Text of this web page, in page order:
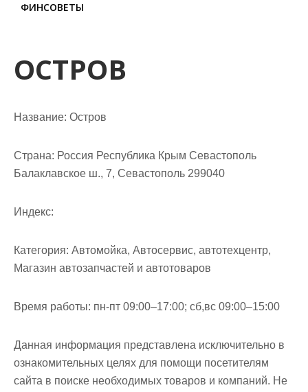
ФИНСОВЕТЫ
ОСТРОВ
Название: Остров
Страна: Россия Республика Крым Севастополь
Балаклавское ш., 7, Севастополь 299040
Индекс:
Категория: Автомойка, Автосервис, автотехцентр,
Магазин автозапчастей и автотоваров
Время работы: пн-пт 09:00–17:00; сб,вс 09:00–15:00
Данная информация представлена исключительно в
ознакомительных целях для помощи посетителям
сайта в поиске необходимых товаров и компаний. Не